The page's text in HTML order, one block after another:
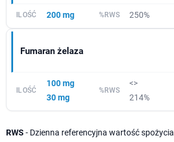
200 mg 250%
Fumaran żelaza
100 mg
30 mg
<>
214%
RWS - Dzienna referencyjna wartość spożycia